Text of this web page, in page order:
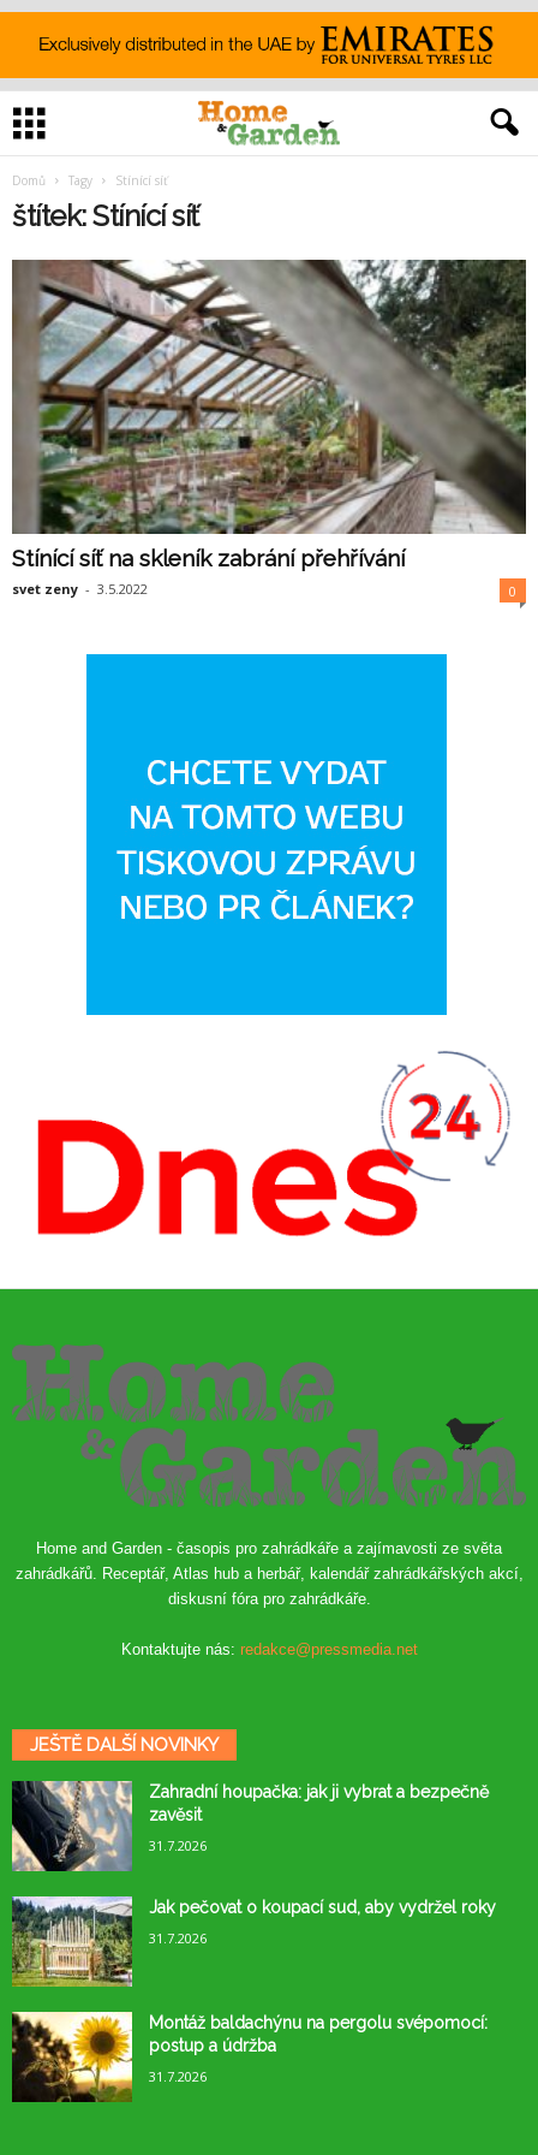
Domů Tagy Stínící síť
štítek: Stínící síť
Stínící síť na skleník zabrání přehřívání
svet zeny - 3.5.2022 0
Home and Garden - časopis pro zahrádkáře a zajímavosti ze světa
zahrádkářů. Receptář, Atlas hub a herbář, kalendář zahrádkářských akcí,
diskusní fóra pro zahrádkáře.
Kontaktujte nás: redakce@pressmedia.net
JEŠTĚ DALŠÍ NOVINKY
Zahradní houpačka: jak ji vybrat a bezpečně
zavěsit
31.7.2026
Jak pečovat o koupací sud, aby vydržel roky
31.7.2026
Montáž baldachýnu na pergolu svépomocí:
postup a údržba
31.7.2026